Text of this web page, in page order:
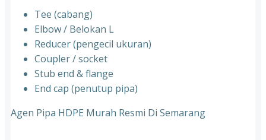
Tee (cabang)
Elbow / Belokan L
Reducer (pengecil ukuran)
Coupler / socket
Stub end & flange
End cap (penutup pipa)
Agen Pipa HDPE Murah Resmi Di Semarang